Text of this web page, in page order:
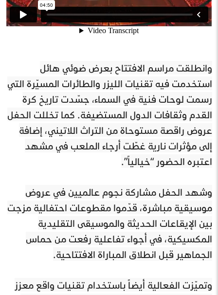
وانطلقت مراسم الافتتاح بعرض ضوئي هائل
استخدمت فيه تقنيات الليزر والطائرات المسيّرة التي
رسمت لوحات فنية في السماء، جسّدت تاريخ كرة
القدم وثقافات الدول المستضيفة. كما تخللت الحفل
عروض راقصة مستوحاة من التراث اللاتيني، إضافة
إلى مؤثرات نارية غطّت أرجاء الملعب في مشهد
اعتبره الحضور “خيالياً”.
وشهد الحفل مشاركة نجوم عالميين في عروض
موسيقية مباشرة، قدّموا مقطوعات احتفالية مزجت
بين الإيقاعات الحديثة والموسيقى التقليدية
المكسيكية، في أجواء تفاعلية رفعت من حماس
الجماهير قبل انطلاق المباراة الافتتاحية.
وتميّزت الفعالية أيضاً باستخدام تقنيات واقع معزز